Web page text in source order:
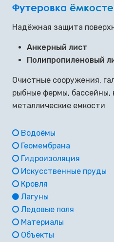
Футеровка
Надёжная защита
Анкерный лист
Полипропиленовый
Очистные сооружения,
рыбные фермы, бассейны,
металлические емкости
Водоёмы
Геомембрана
Гидроизоляция
Искусственные пруды
Кровля
Лагуны
Ледовые поля
Материалы
Объекты